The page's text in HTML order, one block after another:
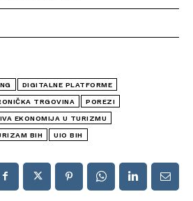
DIGITALNE PLATFORME
TRGOVINA POREZI
EKONOMIJA U TURIZMU
BIH UIO BIH